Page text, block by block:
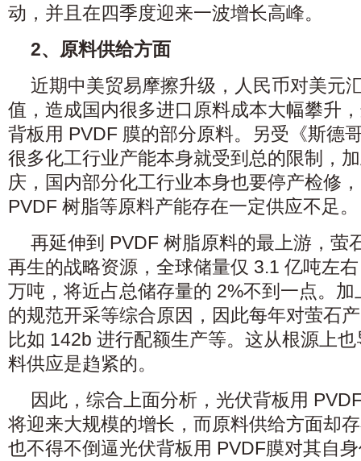
动，并且在四季度迎来一波增长高峰。
2、原料供给方面
近期中美贸易摩擦升级，人民币对美元
值，造成国内很多进口原料成本大幅攀升
背板用 PVDF 膜的部分原料。另受《斯德
很多化工行业产能本身就受到总的限制，
庆，国内部分化工行业本身也要停产检修
PVDF 树脂等原料产能存在一定供应不足。
再延伸到 PVDF 树脂原料的最上游，萤
再生的战略资源，全球储量仅 3.1 亿吨左
万吨，将近占总储存量的 2%不到一点。
的规范开采等综合原因，因此每年对萤石
比如 142b 进行配额生产等。这从根源上
料供应是趋紧的。
因此，综合上面分析，光伏背板用
将迎来大规模的增长，而原料供给方面却
也不得不倒逼光伏背板用 PVDF膜对其自